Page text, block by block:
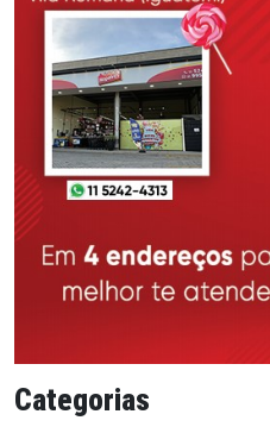
Categorias